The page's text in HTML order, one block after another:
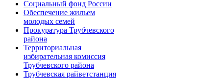
Социальный фонд России
Обеспечение жильем
молодых семей
Прокуратура Трубчевского
района
Территориальная
избирательная комиссия
Трубчевского района
Трубчевская райветстанция